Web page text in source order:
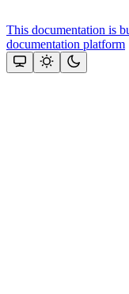
This documentation is
documentation platform